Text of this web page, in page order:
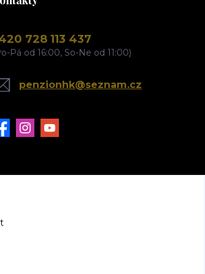
728 113 437
Pá od 16:00, So-Ne od 11:00)
penzionhk@seznam.cz